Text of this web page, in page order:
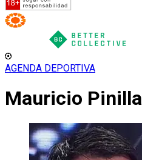
AGENDA DEPORTIVA
Mauricio Pinilla